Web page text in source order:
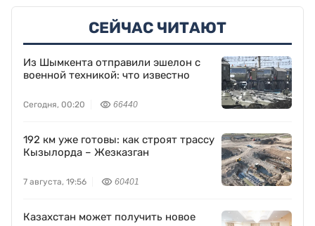
СЕЙЧАС ЧИТАЮТ
Из Шымкента отправили эшелон с
военной техникой: что известно
Сегодня, 00:20 66440
192 км уже готовы: как строят трассу
Кызылорда – Жезказган
7 августа, 19:56 60401
Казахстан может получить новое